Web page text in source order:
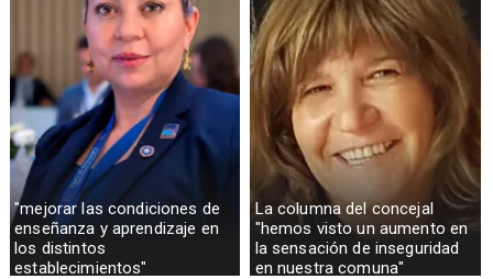
"mejorar las condiciones de
enseñanza y aprendizaje en
los distintos
establecimientos"
La columna del concejal
"hemos visto un aumento en
la sensación de inseguridad
en nuestra comuna"